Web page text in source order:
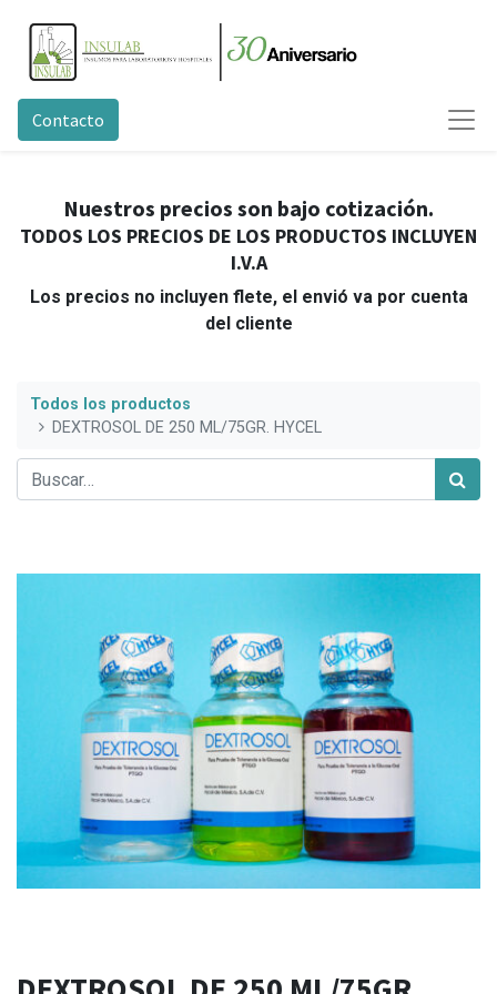
Contacto
Nuestros precios son bajo cotización.
TODOS LOS PRECIOS DE LOS PRODUCTOS INCLUYEN
I.V.A
Los precios no incluyen flete, el envió va por cuenta
del cliente
Todos los productos
DEXTROSOL DE 250 ML/75GR. HYCEL